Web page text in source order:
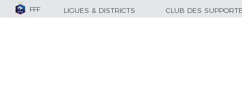
FFF LIGUES & DISTRICTS CLUB DES